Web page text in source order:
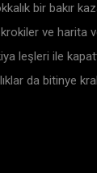
bir bakır
ve harita
leşleri ile
da bitinye